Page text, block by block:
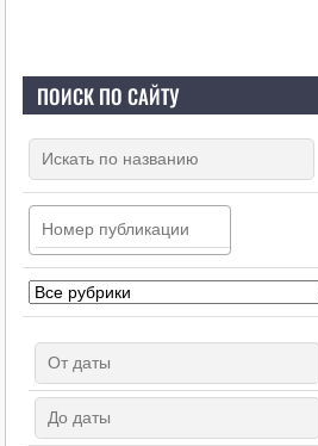
ПОИСК ПО САЙТУ